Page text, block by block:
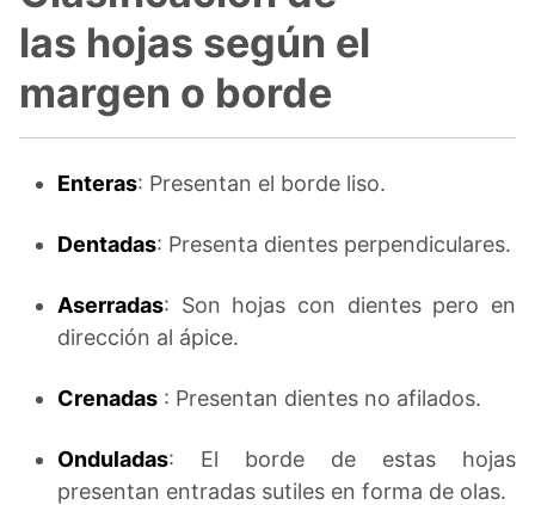
las hojas según el
margen o borde
Enteras: Presentan el borde liso.
Dentadas: Presenta dientes perpendiculares.
Aserradas: Son hojas con dientes pero en
dirección al ápice.
Crenadas : Presentan dientes no afilados.
Onduladas: El borde de estas hojas
presentan entradas sutiles en forma de olas.